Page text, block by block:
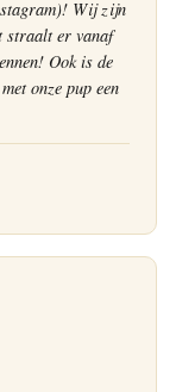
Wij zijn
straalt er vanaf
Ook is de
onze pup een